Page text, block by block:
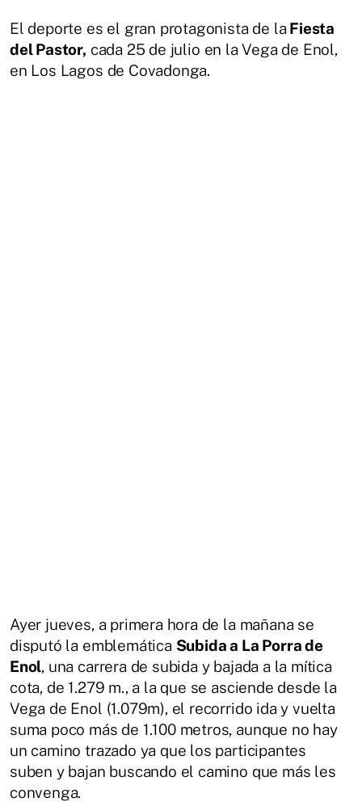
El deporte es el gran protagonista de la Fiesta
del Pastor, cada 25 de julio en la Vega de Enol,
en Los Lagos de Covadonga.
Ayer jueves, a primera hora de la mañana se
disputó la emblemática Subida a La Porra de
Enol, una carrera de subida y bajada a la mítica
cota, de 1.279 m., a la que se asciende desde la
Vega de Enol (1.079m), el recorrido ida y vuelta
suma poco más de 1.100 metros, aunque no hay
un camino trazado ya que los participantes
suben y bajan buscando el camino que más les
convenga.